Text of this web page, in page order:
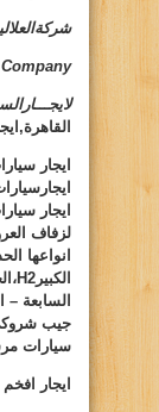
ايجار
لزفاف
انواعها
الكبير H2
جيب
سيارات
ايجار